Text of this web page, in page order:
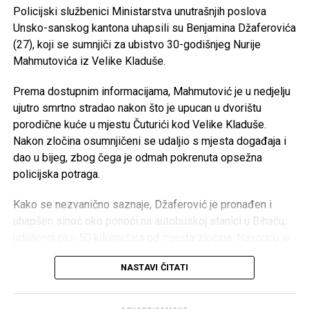
OKK “Sana” –25.000 KM
SPD “Mulež” –15.000 KM
SRD “Devet rijeka” –15.000 KM
AK “Sana” –10.000 KM
Fitness klub “Sana” –8.000 KM
Judo klub “Sanski Most” – 7.500 KM
Karate klub “Hurije” –
ŽOK “Sana” –
5.000 KM
Ronilački klub “Vir” –5.000 KM
Velika Kladuša – 133.000 KM
Konjički klub “Krajišnik” –50.000 KM
https://antikorupcijausk.ba/V2/registar-zaposlenih-u-
javnom-sektoru/
Post
Tweet
Mail
Policijski službenici Ministarstva unutrašnjih poslova
Unsko-sanskog kantona uhapsili su Benjamina Džaferovića
(27), koji se sumnjiči za ubistvo 30-godišnjeg Nurije
Mahmutovića iz Velike Kladuše.
Prema dostupnim informacijama, Mahmutović je u nedjelju
ujutro smrtno stradao nakon što je upucan u dvorištu
porodične kuće u mjestu Čuturići kod Velike Kladuše.
Nakon zločina osumnjičeni se udaljio s mjesta događaja i
dao u bijeg, zbog čega je odmah pokrenuta opsežna
policijska potraga.
Kako se nezvanično saznaje, Džaferović je pronađen i
uhapšen sinoć oko ponoći na autobuskoj stanici u Bihaću,
čekao autobus kojim je planirao nastaviti bijeg.
NASTAVI ČITATI